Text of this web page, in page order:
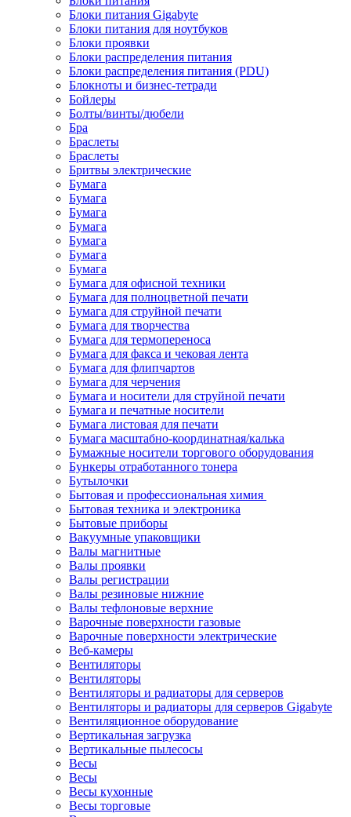
Блоки питания Gigabyte
Блоки питания для ноутбуков
Блоки проявки
Блоки распределения питания
Блоки распределения питания (PDU)
Блокноты и бизнес-тетради
Бойлеры
Болты/винты/дюбели
Бра
Браслеты
Браслеты
Бритвы электрические
Бумага
Бумага
Бумага
Бумага
Бумага
Бумага
Бумага
Бумага для офисной техники
Бумага для полноцветной печати
Бумага для струйной печати
Бумага для творчества
Бумага для термопереноса
Бумага для факса и чековая лента
Бумага для флипчартов
Бумага для черчения
Бумага и носители для струйной печати
Бумага и печатные носители
Бумага листовая для печати
Бумага масштабно-координатная/калька
Бумажные носители торгового оборудования
Бункеры отработанного тонера
Бутылочки
Бытовая и профессиональная химия
Бытовая техника и электроника
Бытовые приборы
Вакуумные упаковщики
Валы магнитные
Валы проявки
Валы регистрации
Валы резиновые нижние
Валы тефлоновые верхние
Варочные поверхности газовые
Варочные поверхности электрические
Веб-камеры
Вентиляторы
Вентиляторы
Вентиляторы и радиаторы для серверов
Вентиляторы и радиаторы для серверов Gigabyte
Вентиляционное оборудование
Вертикальная загрузка
Вертикальные пылесосы
Весы
Весы
Весы кухонные
Весы торговые